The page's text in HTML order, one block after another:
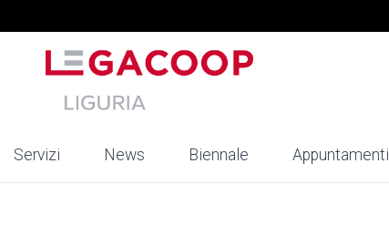
Servizi News Biennale Appuntamenti